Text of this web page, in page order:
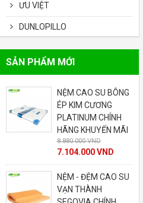
ƯU VIỆT
DUNLOPILLO
SẢN PHẨM MỚI
NỆM CAO SU BÔNG
ÉP KIM CƯƠNG
PLATINUM CHÍNH
HÃNG KHUYẾN MÃI
8.880.000 VND
7.104.000 VND
NỆM - ĐỆM CAO SU
VẠN THÀNH